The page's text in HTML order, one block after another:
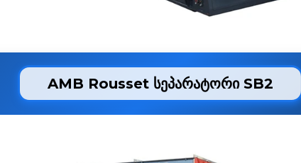
AMB Rousset სეპარატორი SB2